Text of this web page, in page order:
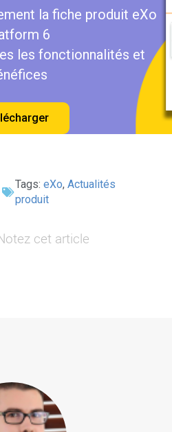
la fiche produit eXo
6
les fonctionnalités et
Tags: eXo,Actualités
produit